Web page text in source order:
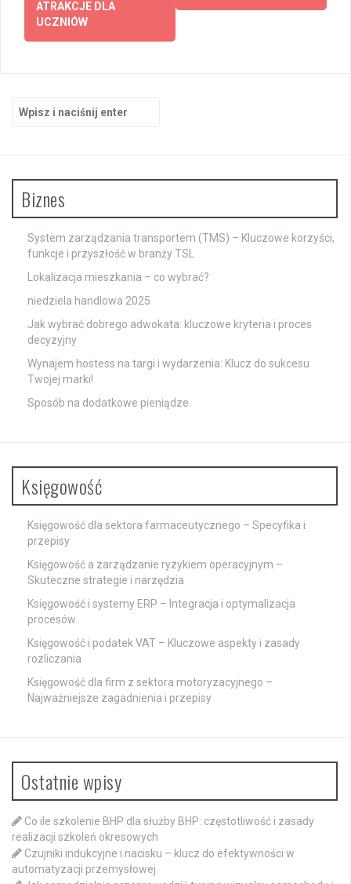
ATRAKCJE DLA
UCZNIÓW
Biznes
System zarządzania transportem (TMS) – Kluczowe korzyści,
funkcje i przyszłość w branży TSL
Lokalizacja mieszkania – co wybrać?
niedziela handlowa 2025
Jak wybrać dobrego adwokata: kluczowe kryteria i proces
decyzyjny
Wynajem hostess na targi i wydarzenia: Klucz do sukcesu
Twojej marki!
Sposób na dodatkowe pieniądze
Księgowość
Księgowość dla sektora farmaceutycznego – Specyfika i
przepisy
Księgowość a zarządzanie ryzykiem operacyjnym –
Skuteczne strategie i narzędzia
Księgowość i systemy ERP – Integracja i optymalizacja
procesów
Księgowość i podatek VAT – Kluczowe aspekty i zasady
rozliczania
Księgowość dla firm z sektora motoryzacyjnego –
Najważniejsze zagadnienia i przepisy
Ostatnie wpisy
Co ile szkolenie BHP dla służby BHP: częstotliwość i zasady
realizacji szkoleń okresowych
Czujniki indukcyjne i nacisku – klucz do efektywności w
automatyzacji przemysłowej